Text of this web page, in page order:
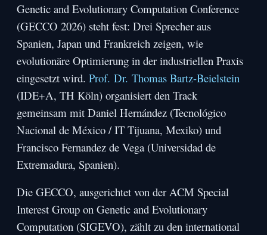
Genetic and Evolutionary Computation Conference
(GECCO 2026) steht fest: Drei Sprecher aus
Spanien, Japan und Frankreich zeigen, wie
evolutionäre Optimierung in der industriellen Praxis
eingesetzt wird.Prof. Dr. Thomas Bartz-Beielstein
(IDE+A, TH Köln) organisiert den Track
gemeinsam mit Daniel Hernández (Tecnológico
Nacional de México / IT Tijuana, Mexiko) und
Francisco Fernandez de Vega (Universidad de
Extremadura, Spanien).
Die GECCO, ausgerichtet von der ACM Special
Interest Group on Genetic and Evolutionary
Computation (SIGEVO), zählt zu den international